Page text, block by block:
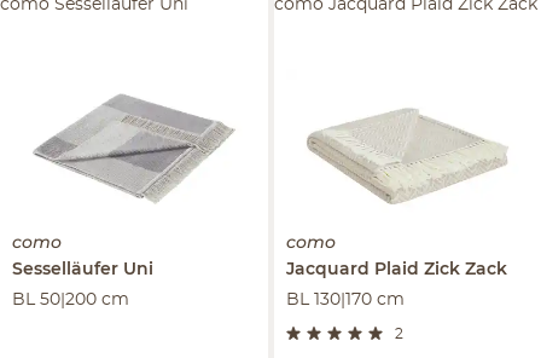
como
Sesselläufer Uni
BL 50|200 cm
como Sesselläufer Uni
como
Jacquard Plaid Zick Zack
BL 130|170 cm
2
como Jacquard Plaid Zick Zack